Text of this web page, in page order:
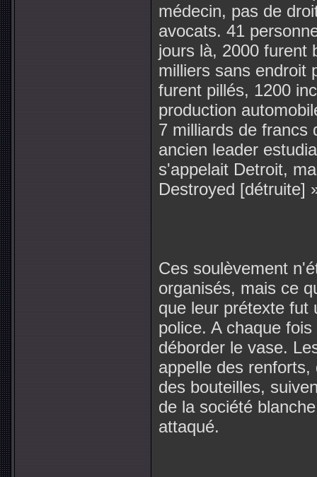
médecin, pas de
avocats. 41
jours là, 2000 furent
milliers sans endroit
furent pillés, 1200
production
7 milliards de francs
ancien leader
s'appelait Detroit,
Destroyed [détruite]
Ces soulèvement
organisés, mais ce
que leur prétexte fut
police. A chaque
déborder le vase.
appelle des
des bouteilles,
de la société
attaqué.